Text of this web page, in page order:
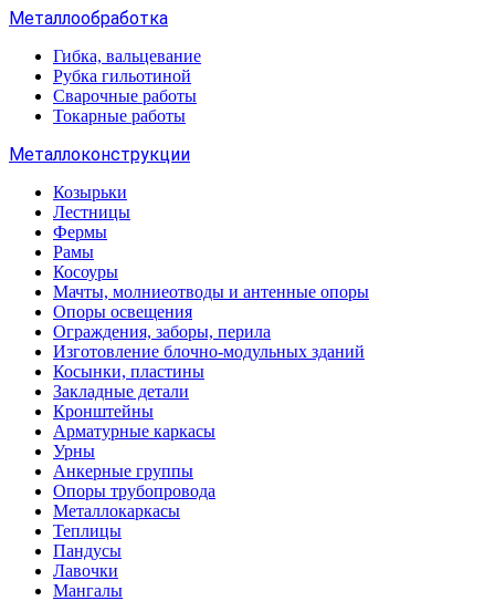
Металлообработка
Гибка, вальцевание
Рубка гильотиной
Сварочные работы
Токарные работы
Металлоконструкции
Козырьки
Лестницы
Фермы
Рамы
Косоуры
Мачты, молниеотводы и антенные опоры
Опоры освещения
Ограждения, заборы, перила
Изготовление блочно-модульных зданий
Косынки, пластины
Закладные детали
Кронштейны
Арматурные каркасы
Урны
Анкерные группы
Опоры трубопровода
Металлокаркасы
Теплицы
Пандусы
Лавочки
Мангалы